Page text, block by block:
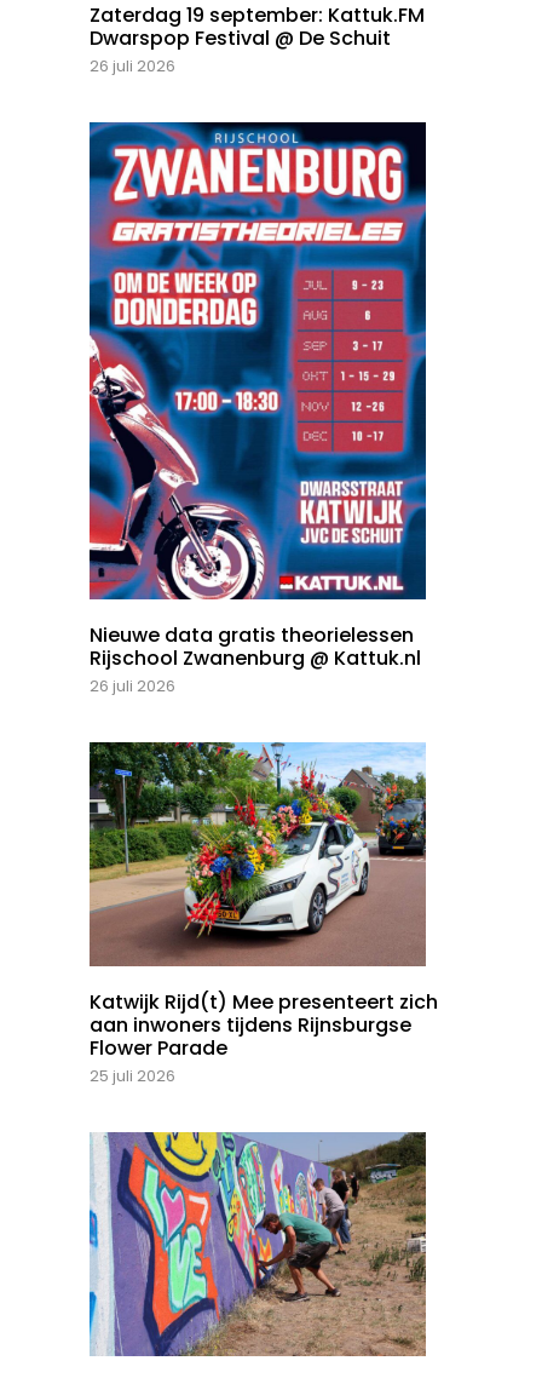
Zaterdag 19 september: Kattuk.FM
Dwarspop Festival @ De Schuit
26 juli 2026
Nieuwe data gratis theorielessen
Rijschool Zwanenburg @ Kattuk.nl
26 juli 2026
Katwijk Rijd(t) Mee presenteert zich
aan inwoners tijdens Rijnsburgse
Flower Parade
25 juli 2026